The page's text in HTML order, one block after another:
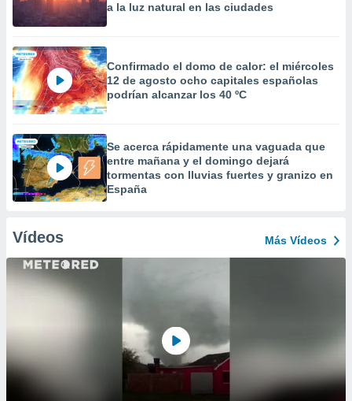
a la luz natural en las ciudades
Confirmado el domo de calor: el miércoles
12 de agosto ocho capitales españolas
podrían alcanzar los 40 ºC
Se acerca rápidamente una vaguada que
entre mañana y el domingo dejará
tormentas con lluvias fuertes y granizo en
España
Vídeos Más Vídeos